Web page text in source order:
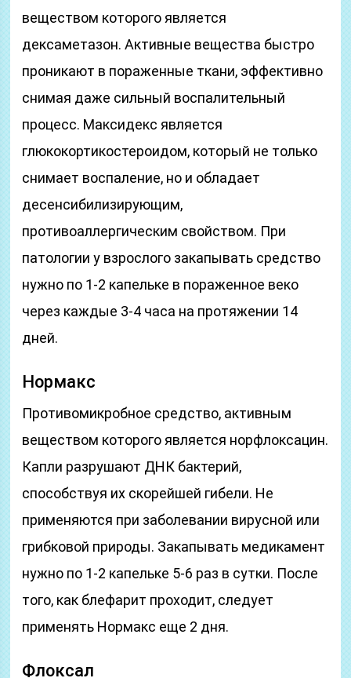
веществом которого является
дексаметазон. Активные вещества быстро
проникают в пораженные ткани, эффективно
снимая даже сильный воспалительный
процесс. Максидекс является
глюкокортикостероидом, который не только
снимает воспаление, но и обладает
десенсибилизирующим,
противоаллергическим свойством. При
патологии у взрослого закапывать средство
нужно по 1-2 капельке в пораженное веко
через каждые 3-4 часа на протяжении 14
дней.
Нормакс
Противомикробное средство, активным
веществом которого является норфлоксацин.
Капли разрушают ДНК бактерий,
способствуя их скорейшей гибели. Не
применяются при заболевании вирусной или
грибковой природы. Закапывать медикамент
нужно по 1-2 капельке 5-6 раз в сутки. После
того, как блефарит проходит, следует
применять Нормакс еще 2 дня.
Флоксал